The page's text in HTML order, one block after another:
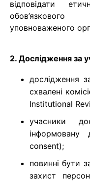
відповідати
обов’язкового
уповноваженого
2. Дослідження за
дослідження
схвалені
Institutional
учасники
інформовану
consent);
повинні бути
захист